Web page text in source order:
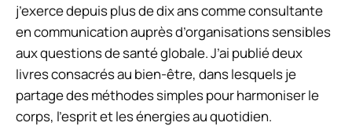
j’exerce depuis plus de dix ans comme consultante
en communication auprès d’organisations sensibles
aux questions de santé globale. J’ai publié deux
livres consacrés au bien-être, dans lesquels je
partage des méthodes simples pour harmoniser le
corps, l’esprit et les énergies au quotidien.